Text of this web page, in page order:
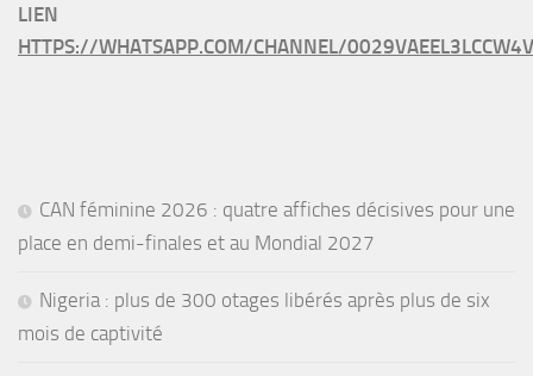
LIEN
HTTPS://WHATSAPP.COM/CHANNEL/
CAN féminine 2026 : quatre affiches décisives pour une
place en demi-finales et au Mondial 2027
Nigeria : plus de 300 otages libérés après plus de six
mois de captivité